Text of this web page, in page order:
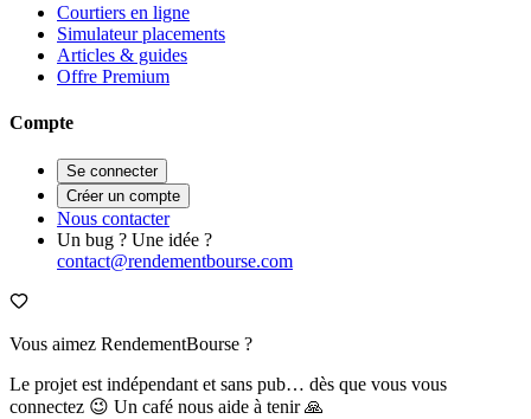
Courtiers en ligne
Simulateur placements
Articles & guides
Offre Premium
Compte
Se connecter
Créer un compte
Nous contacter
Un bug ? Une idée ?
contact@rendementbourse.com
Vous aimez RendementBourse ?
Le projet est indépendant et sans pub… dès que vous vous
connectez 😉 Un café nous aide à tenir 🙏